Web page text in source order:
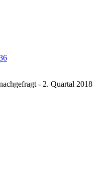
- 2. Quartal 2018